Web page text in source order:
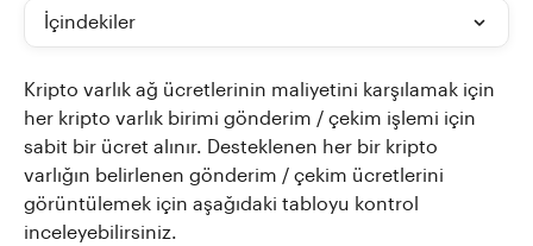
İçindekiler
Kripto varlık ağ ücretlerinin maliyetini karşılamak için
her kripto varlık birimi gönderim / çekim işlemi için
sabit bir ücret alınır. Desteklenen her bir kripto
varlığın belirlenen gönderim / çekim ücretlerini
görüntülemek için aşağıdaki tabloyu kontrol
inceleyebilirsiniz.